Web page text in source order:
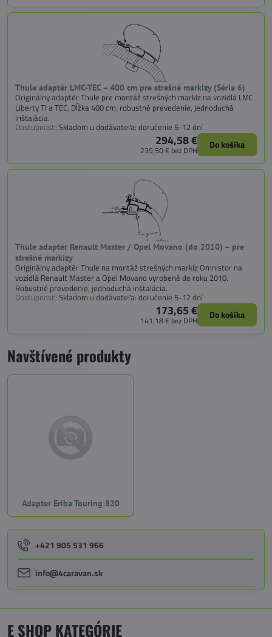
Thule adaptér LMC-TEC – 400 cm pre strešné markízy (Séria 6)
Originálny adaptér Thule pre montáž strešných markíz na vozidlá LMC
Liberty TI a TEC. Dĺžka 400 cm, robustné prevedenie, jednoduchá
inštalácia.
Dostupnosť: Skladom u dodávateľa: doručenie 5-12 dní
294,58 €
239,50 € bez DPH Do košíka
Thule adaptér Renault Master / Opel Movano (do 2010) – pre
strešné markízy
Originálny adaptér Thule na montáž strešných markíz Omnistor na
vozidlá Renault Master a Opel Movano vyrobené do roku 2010.
Robustné prevedenie, jednoduchá inštalácia.
Dostupnosť: Skladom u dodávateľa: doručenie 5-12 dní
173,65 €
141,18 € bez DPH Do košíka
Navštívené produkty
Adapter Eriba Touring 820
+421 905 531 966
info@4caravan.sk
E SHOP KATEGÓRIE